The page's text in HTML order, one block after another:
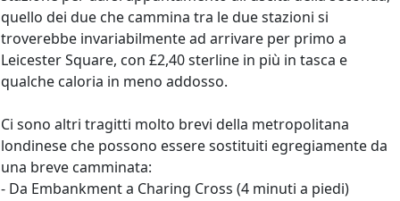
quello dei due che cammina tra le due stazioni si
troverebbe invariabilmente ad arrivare per primo a
Leicester Square, con £2,40 sterline in più in tasca e
qualche caloria in meno addosso.
Ci sono altri tragitti molto brevi della metropolitana
londinese che possono essere sostituiti egregiamente da
una breve camminata:
- Da Embankment a Charing Cross (4 minuti a piedi)